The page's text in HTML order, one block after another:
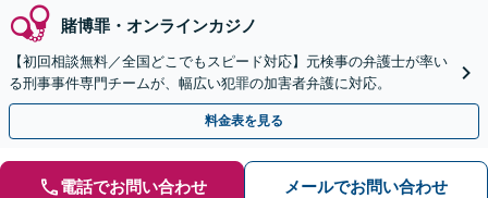
賭博罪・オンラインカジノ
【初回相談無料／全国どこでもスピード対応】元検事の弁護士が率い
る刑事事件専門チームが、幅広い犯罪の加害者弁護に対応。
料金表を見る
電話でお問い合わせ メールでお問い合わせ